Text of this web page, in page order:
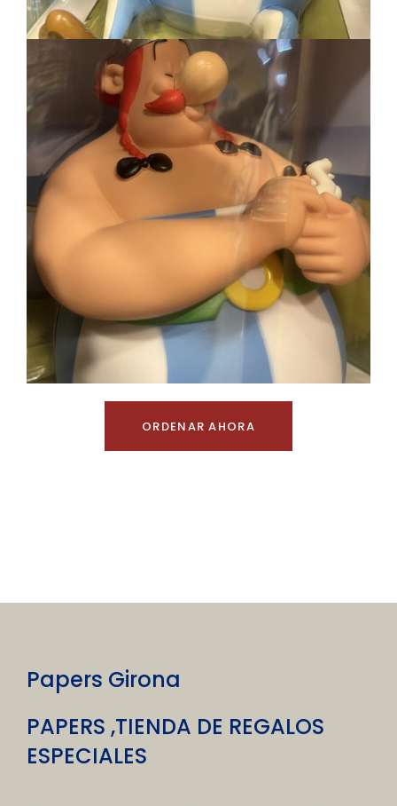
ORDENAR AHORA
Papers Girona
PAPERS ,TIENDA DE REGALOS
ESPECIALES